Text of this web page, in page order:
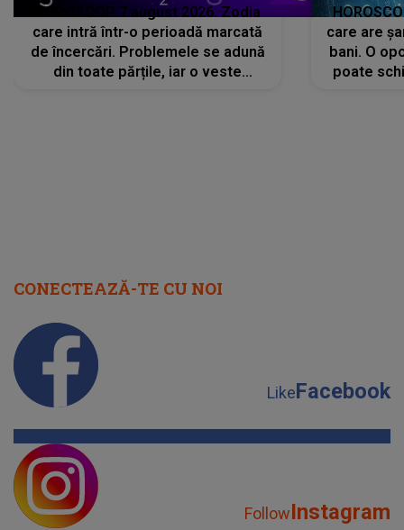
HOROSCOP 7 august 2026. Zodia
care intră într-o perioadă marcată
de încercări. Problemele se adună
din toate părțile, iar o veste
care are
bani. O
poate
CONECTEAZĂ-TE CU NOI
LikeFacebook
FollowInstagram